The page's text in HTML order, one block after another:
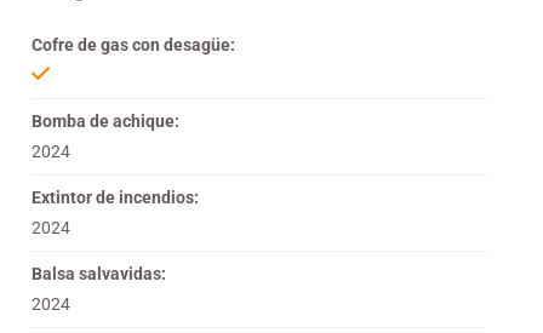
Cofre de gas con desagüe:
Bomba de achique:
2024
Extintor de incendios:
2024
Balsa salvavidas:
2024